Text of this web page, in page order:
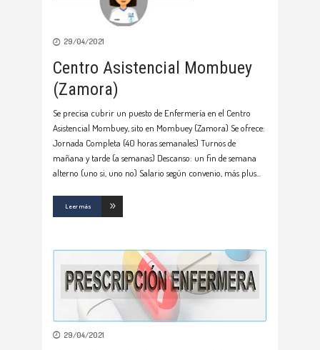
29/04/2021
Centro Asistencial Mombuey
(Zamora)
Se precisa cubrir un puesto de Enfermería en el Centro
Asistencial Mombuey, sito en Mombuey (Zamora) Se ofrece:
Jornada Completa (40 horas semanales) Turnos de
mañana y tarde (a semanas) Descanso: un fin de semana
alterno (uno si, uno no) Salario según convenio, más plus
Leer más
29/04/2021